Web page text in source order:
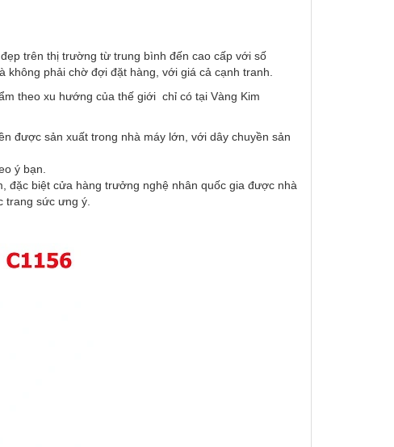
trên thị trường từ trung bình đến cao cấp với số
phải chờ đợi đặt hàng, với giá cả cạnh tranh.
theo xu hướng của thế giới chỉ có tại Vàng Kim
được sản xuất trong nhà máy lớn, với dây chuyền sản
ý bạn.
đặc biệt cửa hàng trưởng nghệ nhân quốc gia được nhà
trang sức ưng ý.